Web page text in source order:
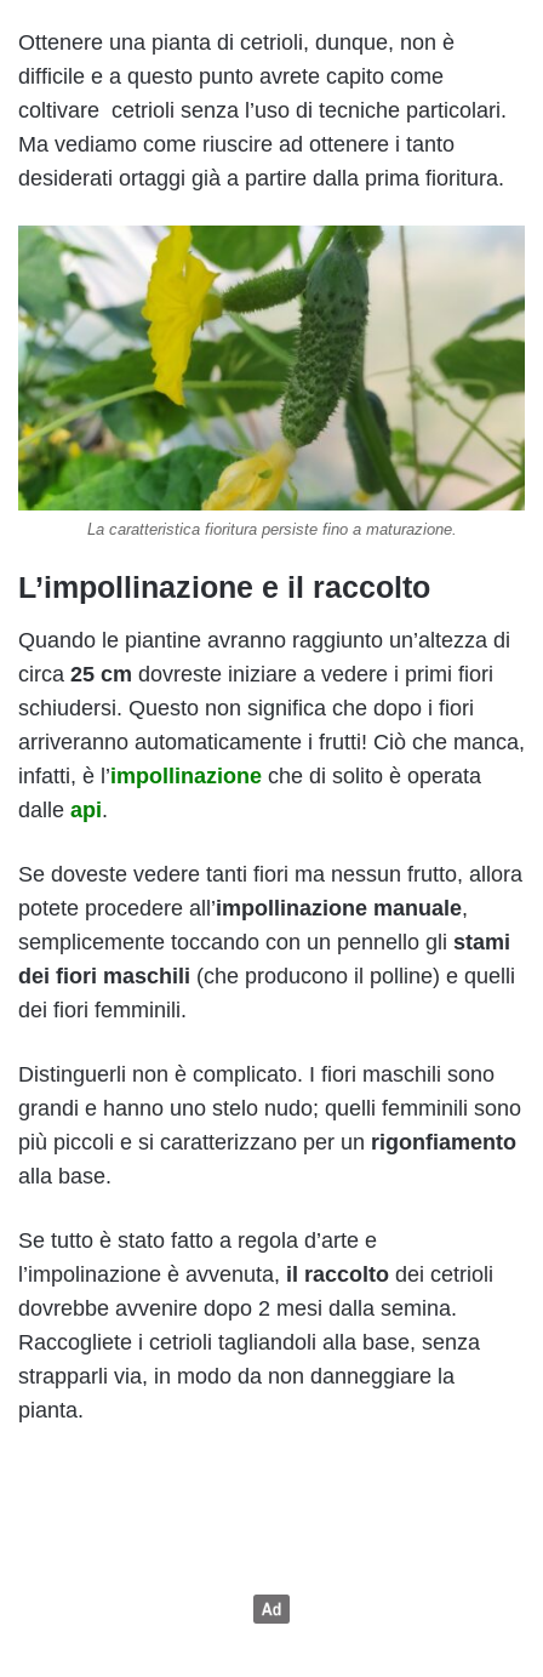
Ottenere una pianta di cetrioli, dunque, non è
difficile e a questo punto avrete capito come
coltivare cetrioli senza l’uso di tecniche particolari.
Ma vediamo come riuscire ad ottenere i tanto
desiderati ortaggi già a partire dalla prima fioritura.
La caratteristica fioritura persiste fino a maturazione.
L’impollinazione e il raccolto
Quando le piantine avranno raggiunto un’altezza di
circa 25 cm dovreste iniziare a vedere i primi fiori
schiudersi. Questo non significa che dopo i fiori
arriveranno automaticamente i frutti! Ciò che manca,
infatti, è l’impollinazione che di solito è operata
dalle api.
Se doveste vedere tanti fiori ma nessun frutto, allora
potete procedere all’impollinazione manuale,
semplicemente toccando con un pennello gli stami
dei fiori maschili (che producono il polline) e quelli
dei fiori femminili.
Distinguerli non è complicato. I fiori maschili sono
grandi e hanno uno stelo nudo; quelli femminili sono
più piccoli e si caratterizzano per un rigonfiamento
alla base.
Se tutto è stato fatto a regola d’arte e
l’impolinazione è avvenuta, il raccolto dei cetrioli
dovrebbe avvenire dopo 2 mesi dalla semina.
Raccogliete i cetrioli tagliandoli alla base, senza
strapparli via, in modo da non danneggiare la
pianta.